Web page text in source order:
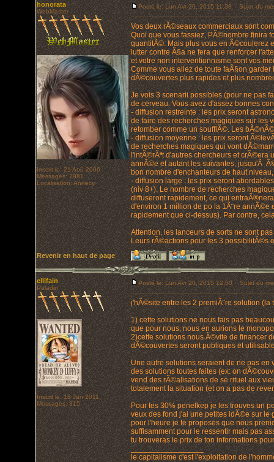
honorata
WebMaster
Inscrit le: 21 Aoû 2006
Messages: 2981
Localisation: Annecy
Posté le: Lun Avr 20, 2015 11:38 Sujet du
Vos deux rÃ©seaux commerciaux sont
Quoi que vous fassiez, PÃ©nombre finira
quantitÃ©. Mais plus vous en Ã©coulerez
lutter contre Ã§a ne fera que renforcer
et votre non interventionnisme sont vos
Comme vous allez de toute faÃ§on
dÃ©couvertes plus rapides et plus
Je vois 3 scenarii possibles (pour ne pas
de cerveau. Vous avez d'assez bonnes
- diffusion restreinte : les prix seront
de faire des recherches magiques sur les
retomber comme un soufflÃ©. Les
- diffusion moyenne : les prix seront
de recherches magiques qui vont
l'intÃ©rÃªt d'autres chercheurs et
annÃ©e et autant les suivantes, jusqu'Ã
bon nombre d'enchanteurs de haut
- diffusion large : les prix seront
(niv 8+). Le nombre de recherches
diffuseront rapidement, ce qui
d'environ 1 million de po la 1Ã¨re
rapidement que ci-dessus). Par contre,
Attention, les lanceurs de sorts ne sont
Leurs rÃ©actions pour les 3 possibilitÃ©s
Revenir en haut de page
ellifain
Paladin
Inscrit le: 18 Jan 2011
Messages: 315
Posté le: Lun Avr 20, 2015 12:50 Sujet du
j'hÃ©site entre les 2 premiÃ¨re solution
1) cette solutions ne nous fais pas
que pour nous, nous en aurions le
2)cette solutions nous Ã©vite de financer
dÃ©couvertes seront publiques et
Une autre solutions seraient de ne pas en
des solutions toutes faites (ex: on
vend des rÃ©alisations de se rituel aux
totalement la situation (et on a pas de
Pour tes 30% penelkep je les trouves un
veux des fond j'ai une petites idÃ©e sur le
pour l'heure je te proposes que nous
suffisamment pour le ressentir mais pas
tu trouveras le prix de ton informations
_________________
le capitalisme c'est l'exploitation de